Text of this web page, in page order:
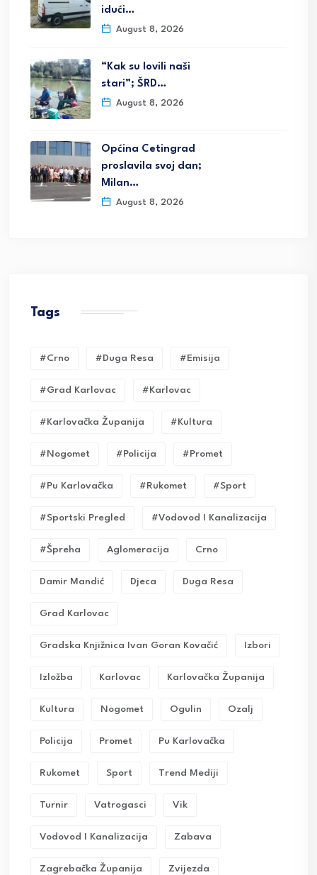
idući…
August 8, 2026
“Kak su lovili naši
stari”; ŠRD…
August 8, 2026
Općina Cetingrad
proslavila svoj dan;
Milan…
August 8, 2026
Tags
#crno #duga Resa #emisija
#grad Karlovac #karlovac
#karlovačka Županija #kultura
#nogomet #policija #promet
#pu Karlovačka #rukomet #sport
#sportski Pregled #vodovod I Kanalizacija
#Špreha Aglomeracija Crno
Damir Mandić Djeca Duga Resa
Grad Karlovac
Gradska Knjižnica Ivan Goran Kovačić Izbori
Izložba Karlovac Karlovačka Županija
Kultura Nogomet Ogulin Ozalj
Policija Promet Pu Karlovačka
Rukomet Sport Trend Mediji
Turnir Vatrogasci Vik
Vodovod I Kanalizacija Zabava
Zagrebačka Županija Zvijezda